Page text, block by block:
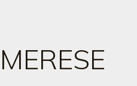
MERESE